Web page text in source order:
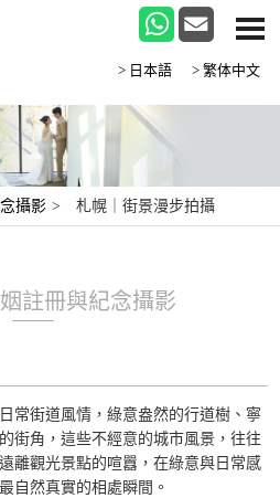
>日本語 >繁体中文
攝影 > 札幌｜街景漫步拍攝
註冊與紀念攝影
常街道風情，綠意盎然的行道樹、寧
街角，這些不經意的城市風景，往往
離觀光景點的喧囂，在綠意與日常感
自然真實的相處瞬間。